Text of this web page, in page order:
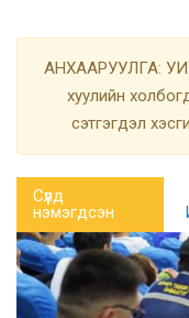
АНХААРУУЛГА:
хуулийн
сэтгэгдэл
Сүүлд
нэмэгдсэн